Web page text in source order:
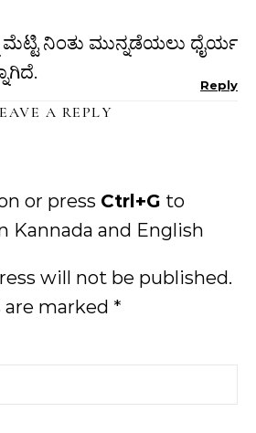
ಮೆಟ್ಟಿ ನಿಂತು ಮುನ್ನಡೆಯಲು ಧೈರ್ಯ
Reply
A REPLY
or press Ctrl+G to
Kannada and English
will not be published.
are marked *